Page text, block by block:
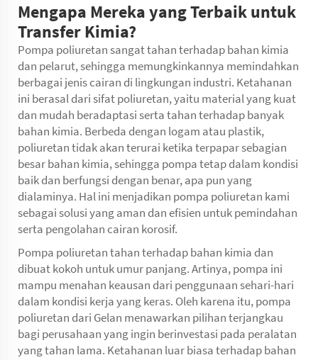
Mengapa Mereka yang Terbaik untuk
Transfer Kimia?
Pompa poliuretan sangat tahan terhadap bahan kimia
dan pelarut, sehingga memungkinkannya memindahkan
berbagai jenis cairan di lingkungan industri. Ketahanan
ini berasal dari sifat poliuretan, yaitu material yang kuat
dan mudah beradaptasi serta tahan terhadap banyak
bahan kimia. Berbeda dengan logam atau plastik,
poliuretan tidak akan terurai ketika terpapar sebagian
besar bahan kimia, sehingga pompa tetap dalam kondisi
baik dan berfungsi dengan benar, apa pun yang
dialaminya. Hal ini menjadikan pompa poliuretan kami
sebagai solusi yang aman dan efisien untuk pemindahan
serta pengolahan cairan korosif.
Pompa poliuretan tahan terhadap bahan kimia dan
dibuat kokoh untuk umur panjang. Artinya, pompa ini
mampu menahan keausan dari penggunaan sehari-hari
dalam kondisi kerja yang keras. Oleh karena itu, pompa
poliuretan dari Gelan menawarkan pilihan terjangkau
bagi perusahaan yang ingin berinvestasi pada peralatan
yang tahan lama. Ketahanan luar biasa terhadap bahan